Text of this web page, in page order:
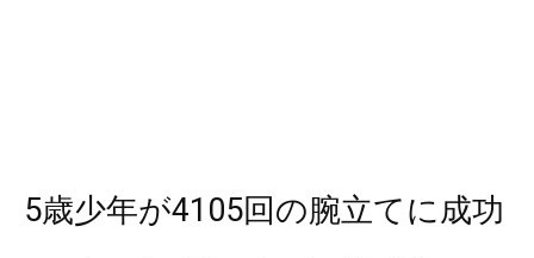
5歳少年が4105回の腕立てに成功